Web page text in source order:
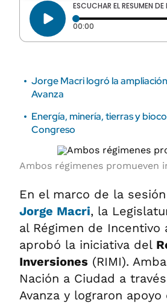
ESCUCHAR EL RESUMEN
00:00 Tiempo
Jorge Macri logró la
Avanza
Energía, minería, tierras y
Congreso
Ambos régimenes promueven
En el marco de la
Jorge Macri, la
al Régimen de Incentivo
aprobó la iniciativa del
Inversiones (RIMI).
Nación a Ciudad a
Avanza y lograron apoyo